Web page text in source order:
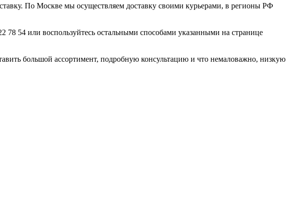
По Москве мы осуществляем доставку своими курьерами, в регионы РФ
78 54 или воспользуйтесь остальными способами указанными на странице
большой ассортимент, подробную консультацию и что немаловажно, низкую